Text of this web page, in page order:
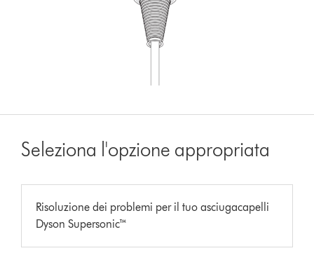
Seleziona l'opzione appropriata
Risoluzione dei problemi per il tuo asciugacapelli
Dyson Supersonic™